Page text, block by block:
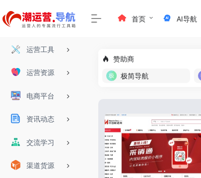
运营工具
运营资源
电商平台
资讯动态
交流学习
渠道货源
首页 AI导航
赞助商
极简导航